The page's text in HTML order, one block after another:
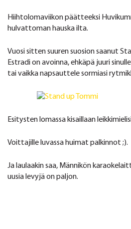
Hiihtolomaviikon päätteeksi
hulvattoman hauska ilta.
Vuosi sitten suuren suosion saanut
Estradi on avoinna, ehkäpä juuri
tai vaikka napsauttele sormiasi
Esitysten lomassa kisaillaan
Voittajille luvassa huimat palkinnot ;).
Ja laulaakin saa, Männikön
uusia levyjä on paljon.